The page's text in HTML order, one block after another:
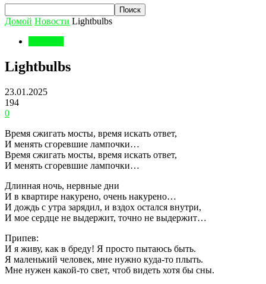
Домой Новости Lightbulbs
Lightbulbs
23.01.2025
194
0
Время сжигать мосты, время искать ответ,
И менять сгоревшие лампочки…
Время сжигать мосты, время искать ответ,
И менять сгоревшие лампочки…
Длинная ночь, нервные дни
И в квартире накурено, очень накурено…
И дождь с утра зарядил, и вздох остался внутри,
И мое сердце не выдержит, точно не выдержит…
Припев:
И я живу, как в бреду! Я просто пытаюсь быть.
Я маленький человек, мне нужно куда-то плыть.
Мне нужен какой-то свет, чтоб видеть хотя бы сны.